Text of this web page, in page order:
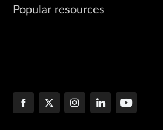
Popular resources